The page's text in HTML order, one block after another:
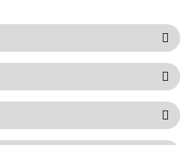
ilk yorumu siz yapın!
Yorum Yaz
henüz soru sorulmamış.